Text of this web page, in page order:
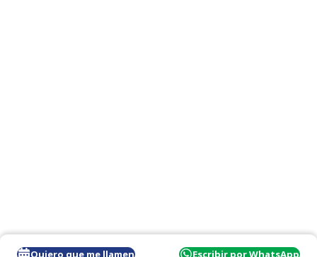
Quiero que me llamen Escribir por WhatsApp